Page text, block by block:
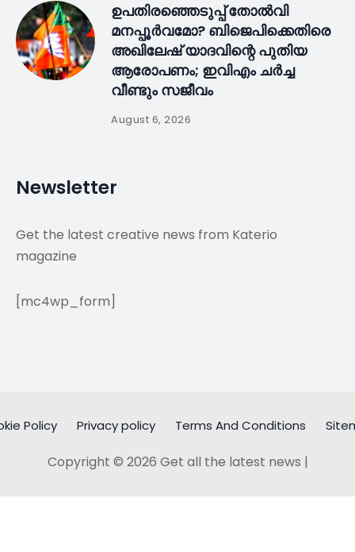
ഉപതിരഞ്ഞെടുപ്പ് തോൽവി
മനപ്പൂർവമോ? ബിജെപിക്കെതിരെ
അഖിലേഷ് യാദവിന്റെ പുതിയ
ആരോപണം; ഇവിഎം ചർച്ച
വീണ്ടും സജീവം
August 6, 2026
Newsletter
Get the latest creative news from Katerio
magazine
[mc4wp_form]
Policy Privacy policy Terms And Conditions
Copyright © 2026 Get all the latest news |